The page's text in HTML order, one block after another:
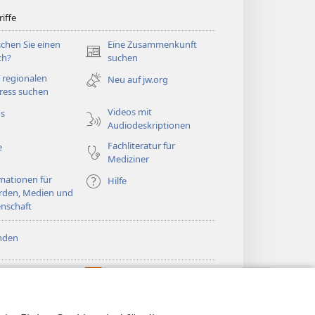
Sie einen
Eine Zusammenkunft
suchen
(öffnet
neues
Fenster)
regionalen
suchen
Neu auf jw.org
Videos mit
Audiodeskriptionen
Fachliteratur für
Mediziner
für
Medien und
Hilfe
Watchtower Library